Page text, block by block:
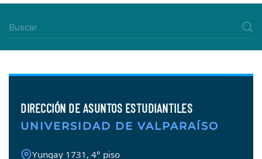
DIRECCIÓN DE ASUNTOS ESTUDIANTILES
UNIVERSIDAD DE VALPARAÍSO
Yungay 1731, 4° piso